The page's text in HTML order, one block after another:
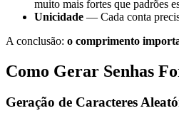
muito mais fortes que padrões
Unicidade — Cada conta
A conclusão: o comprimento
Como Gerar Senhas
Geração de Caracteres